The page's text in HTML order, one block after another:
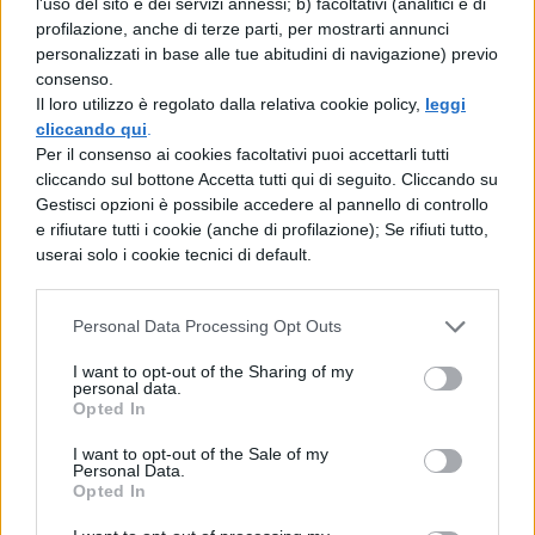
profilazione, anche di terze parti, per mostrarti annunci
personalizzati in base alle tue abitudini di navigazione) previo
consenso.
Il loro utilizzo è regolato dalla relativa cookie policy, leggi
cliccando qui
Per il consenso ai cookies facoltativi puoi accettarli tutti
cliccando sul bottone Accetta tutti qui di seguito. Cliccando su
Gestisci opzioni è possibile accedere al pannello di controllo
e rifiutare tutti i cookie (anche di profilazione); Se rifiuti tutto,
userai solo i cookie tecnici di default.
Personal Data Processing Opt Outs
I want to opt-out of the Sharing of my
personal data.
Opted In
I want to opt-out of the Sale of my
Personal Data.
Opted In
Se abiti in questa regione l'ultimo
giorno di scuola per te è il 10 giugno
2017
Quando finisce la scuola in
Lombardia?Se abiti in questa regione
l'ultimo giorno di scuola per te è il 8
giugno 2017
Marche?
Se abiti in questa regione
l'ultimo giorno di scuola per te è il 8
giugno 2017
Quando finisce la scuola nelle